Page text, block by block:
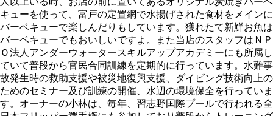
キューを使って、富戸の定置網で水揚げされた食材をメインに
バーベキューで楽しんだりもしています。獲れたて新鮮お魚は
バーベキューでもおいしいですよ。また当店のスタッフはＮＰ
Ｏ法人アンダーウォータースキルアップアカデミーにも所属し
ていて普段から官民合同訓練を定期的に行っています。水難事
故発生時の救助支援や被災地復興支援、ダイビング技術向上の
ためのセミナー及び訓練の開催、水辺の環境保全を行っていま
す。オーナーの小林は、毎年、習志野国際プールで行われる全